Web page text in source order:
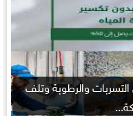
والرطوبة وتلف